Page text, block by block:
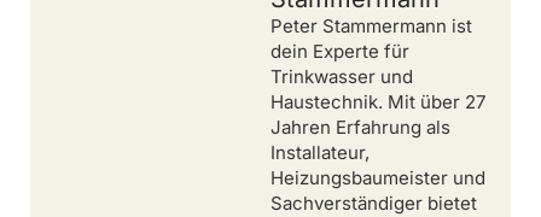
Peter Stammermann ist
dein Experte für
Trinkwasser und
Haustechnik. Mit über 27
Jahren Erfahrung als
Installateur,
Heizungsbaumeister und
Sachverständiger bietet